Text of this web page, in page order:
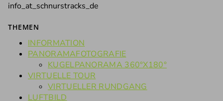
info_at_schnurstracks_de
THEMEN
INFORMATION
PANORAMAFOTOGRAFIE
KUGELPANORAMA 360°X180°
VIRTUELLE TOUR
VIRTUELLER RUNDGANG
LUFTBILD